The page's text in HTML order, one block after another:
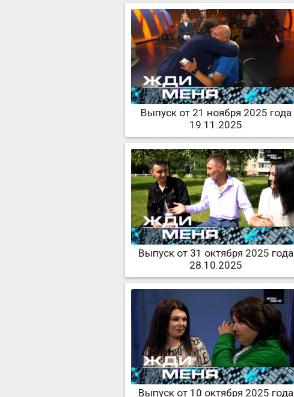
Выпуск от 21 ноября 2025 года
19.11.2025
Выпуск от 31 октября 2025 года
28.10.2025
Выпуск от 10 октября 2025 года